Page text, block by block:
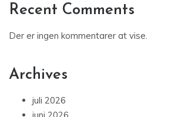
Recent Comments
Der er ingen kommentarer at vise.
Archives
juli 2026